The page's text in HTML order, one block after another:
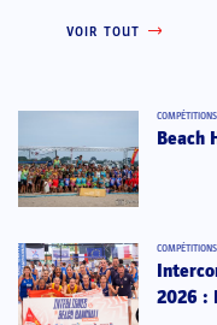
VOIR TOUT
COMPÉTITIONS
Beach
COMPÉTITIONS
2026 :